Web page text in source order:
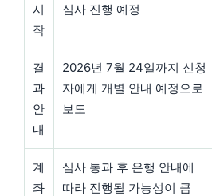
시
작
심사 진행 예정
결
과
안
내
2026년 7월 24일까지 신청
자에게 개별 안내 예정으로
보도
계
좌
심사 통과 후 은행 안내에
따라 진행될 가능성이 큼